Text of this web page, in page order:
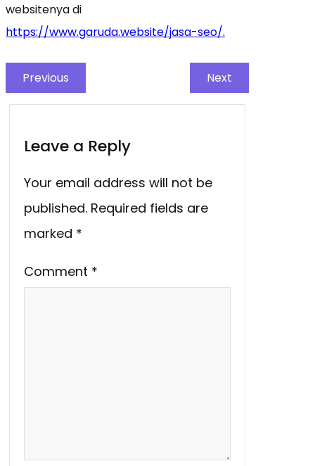
websitenya di
https://www.garuda.website/jasa-seo/.
Previous Next
Leave a Reply
Your email address will not be
published. Required fields are
marked *
Comment *